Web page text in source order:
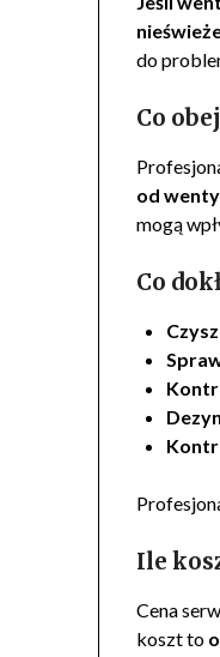
do
Co
od
mogą
Co
Ile
Cena
koszt to